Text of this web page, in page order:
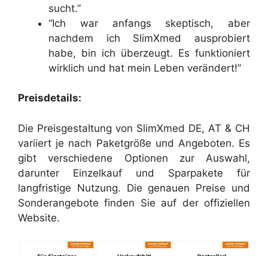
sucht.”
“Ich war anfangs skeptisch, aber
nachdem ich SlimXmed ausprobiert
habe, bin ich überzeugt. Es funktioniert
wirklich und hat mein Leben verändert!”
Preisdetails:
Die Preisgestaltung von SlimXmed DE, AT & CH
variiert je nach Paketgröße und Angeboten. Es
gibt verschiedene Optionen zur Auswahl,
darunter Einzelkauf und Sparpakete für
langfristige Nutzung. Die genauen Preise und
Sonderangebote finden Sie auf der offiziellen
Website.